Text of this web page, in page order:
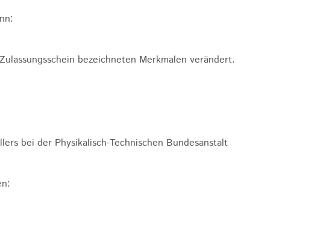
bezeichneten Merkmalen verändert.
bei der Physikalisch-Technischen Bundesanstalt